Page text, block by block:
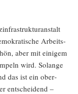
Arbeits­
aber mit eini­gem
wird. Solan­ge
das ist ein ober­
ent­schei­dend –